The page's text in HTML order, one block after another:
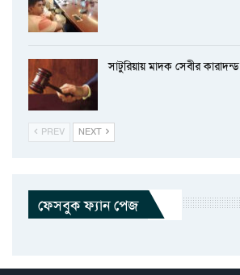
সাটুরিয়ায় মাদক সেবীর কারাদন্ড
PREV NEXT
ফেসবুক ফ্যান পেজ